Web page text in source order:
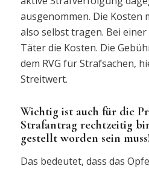
ausgenommen. Die Kosten
also selbst tragen. Bei
Täter die Kosten. Die
dem RVG für Strafsachen,
Streitwert.
Wichtig ist auch für die
Strafantrag rechtzeitig
gestellt worden sein
Das bedeutet, dass das